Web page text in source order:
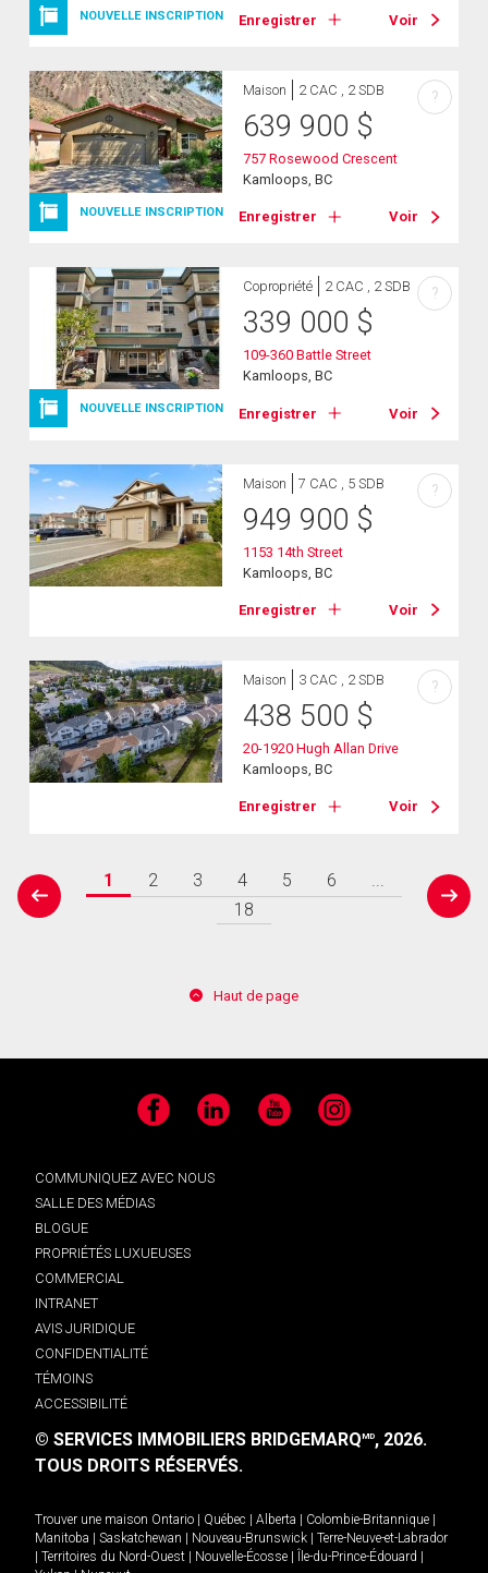
NOUVELLE INSCRIPTION Enregistrer Voir
NOUVELLE INSCRIPTION
Maison 2 CAC , 2 SDB
639 900 $
757 Rosewood Crescent
Kamloops, BC
Enregistrer Voir
?
NOUVELLE INSCRIPTION
Copropriété 2 CAC , 2 SDB
339 000 $
109-360 Battle Street
Kamloops, BC
Enregistrer Voir
?
Maison 7 CAC , 5 SDB
949 900 $
1153 14th Street
Kamloops, BC
Enregistrer Voir
?
Maison 3 CAC , 2 SDB
438 500 $
20-1920 Hugh Allan Drive
Kamloops, BC
Enregistrer Voir
?
prev
1 2 3 4 5 6
18
next
Haut de page
Facebook LinkedIn YouTube Instagram
COMMUNIQUEZ AVEC NOUS
SALLE DES MÉDIAS
BLOGUE
PROPRIÉTÉS LUXUEUSES
COMMERCIAL
INTRANET
AVIS JURIDIQUE
CONFIDENTIALITÉ
TÉMOINS
ACCESSIBILITÉ
© SERVICES IMMOBILIERS BRIDGEMARQMD, 2026.
TOUS DROITS RÉSERVÉS.
Trouver une maison Ontario | Québec | Alberta | Colombie-Britannique |
Manitoba | Saskatchewan | Nouveau-Brunswick | Terre-Neuve-et-Labrador
| Territoires du Nord-Ouest | Nouvelle-Écosse | Île-du-Prince-Édouard |